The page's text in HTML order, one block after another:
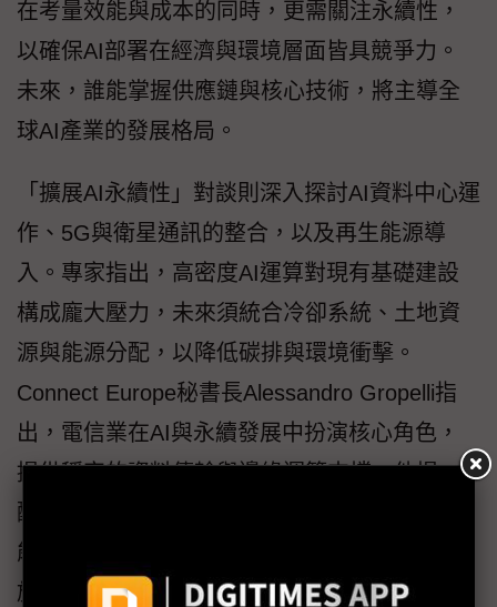
在考量效能與成本的同時，更需關注永續性，
以確保AI部署在經濟與環境層面皆具競爭力。
未來，誰能掌握供應鏈與核心技術，將主導全
球AI產業的發展格局。
「擴展AI永續性」對談則深入探討AI資料中心運
作、5G與衛星通訊的整合，以及再生能源導
入。專家指出，高密度AI運算對現有基礎建設
構成龐大壓力，未來須統合冷卻系統、土地資
源與能源分配，以降低碳排與環境衝擊。
Connect Europe秘書長Alessandro Gropelli指
出，電信業在AI與永續發展中扮演核心角色，
提供穩定的資料傳輸與邊緣運算支撐。他提
醒，雖然邊緣計算可提升效率，但也可能加劇
能源消耗，未來發展須仰賴政策引導與基礎設
施整合，實現能源效率與產業發展的平衡。